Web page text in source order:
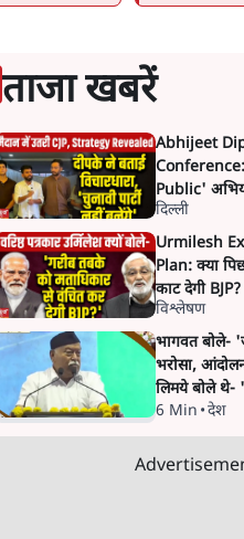
ताजा खबरें
Abhijeet
Public'
CJP!
दिल्ली
Urmilesh
Plan: क्या
काट देगी BJP?
विश्लेषण
भागवत बोले-
भरोसा,
लिमये बोले थे-
6 Min •देश